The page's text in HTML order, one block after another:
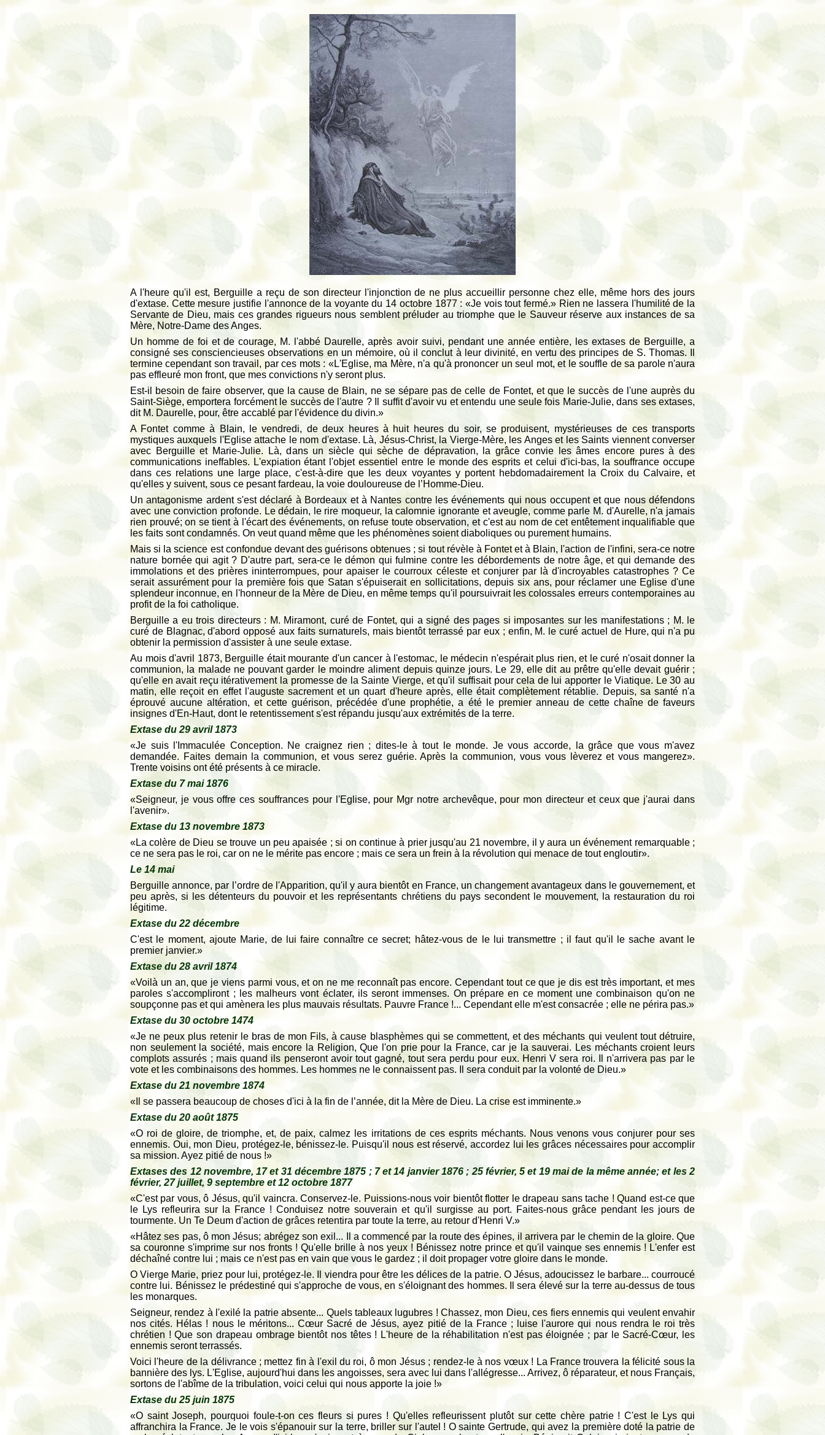
A l'heure qu'il est, Berguille a reçu de son directeur l'injonction de ne plus accueillir personne chez elle, même hors des jours
d'extase. Cette mesure justifie l'annonce de la voyante du 14 octobre 1877 : «Je vois tout fermé.» Rien ne lassera l'humilité de la
Servante de Dieu, mais ces grandes rigueurs nous semblent préluder au triomphe que le Sauveur réserve aux instances de sa
Mère, Notre-Dame des Anges.
Un homme de foi et de courage, M. l'abbé Daurelle, après avoir suivi, pendant une année entière, les extases de Berguille, a
consigné ses consciencieuses observations en un mémoire, où il conclut à leur divinité, en vertu des principes de S. Thomas. Il
termine cependant son travail, par ces mots : «L'Eglise, ma Mère, n'a qu'à prononcer un seul mot, et le souffle de sa parole n'aura
pas effleuré mon front, que mes convictions n'y seront plus.
Est-il besoin de faire observer, que la cause de Blain, ne se sépare pas de celle de Fontet, et que le succès de l'une auprès du
Saint-Siège, emportera forcément le succès de l'autre ? Il suffit d'avoir vu et entendu une seule fois Marie-Julie, dans ses extases,
dit M. Daurelle, pour, être accablé par l'évidence du divin.»
A Fontet comme à Blain, le vendredi, de deux heures à huit heures du soir, se produisent, mystérieuses de ces transports
mystiques auxquels l'Eglise attache le nom d'extase. Là, Jésus-Christ, la Vierge-Mère, les Anges et les Saints viennent converser
avec Berguille et Marie-Julie. Là, dans un siècle qui sèche de dépravation, la grâce convie les âmes encore pures à des
communications ineffables. L'expiation étant l'objet essentiel entre le monde des esprits et celui d'ici-bas, la souffrance occupe
dans ces relations une large place, c'est-à-dire que les deux voyantes y portent hebdomadairement la Croix du Calvaire, et
qu'elles y suivent, sous ce pesant fardeau, la voie douloureuse de l’Homme-Dieu.
Un antagonisme ardent s'est déclaré à Bordeaux et à Nantes contre les événements qui nous occupent et que nous défendons
avec une conviction profonde. Le dédain, le rire moqueur, la calomnie ignorante et aveugle, comme parle M. d'Aurelle, n'a jamais
rien prouvé; on se tient à l'écart des événements, on refuse toute observation, et c'est au nom de cet entêtement inqualifiable que
les faits sont condamnés. On veut quand même que les phénomènes soient diaboliques ou purement humains.
Mais si la science est confondue devant des guérisons obtenues ; si tout révèle à Fontet et à Blain, l'action de l'infini, sera-ce notre
nature bornée qui agit ? D'autre part, sera-ce le démon qui fulmine contre les débordements de notre âge, et qui demande des
immolations et des prières ininterrompues, pour apaiser le courroux céleste et conjurer par là d'incroyables catastrophes ? Ce
serait assurément pour la première fois que Satan s'épuiserait en sollicitations, depuis six ans, pour réclamer une Eglise d'une
splendeur inconnue, en l'honneur de la Mère de Dieu, en même temps qu'il poursuivrait les colossales erreurs contemporaines au
profit de la foi catholique.
Berguille a eu trois directeurs : M. Miramont, curé de Fontet, qui a signé des pages si imposantes sur les manifestations ; M. le
curé de Blagnac, d'abord opposé aux faits surnaturels, mais bientôt terrassé par eux ; enfin, M. le curé actuel de Hure, qui n'a pu
obtenir la permission d'assister à une seule extase.
Au mois d'avril 1873, Berguille était mourante d'un cancer à l'estomac, le médecin n'espérait plus rien, et le curé n'osait donner la
communion, la malade ne pouvant garder le moindre aliment depuis quinze jours. Le 29, elle dit au prêtre qu'elle devait guérir ;
qu'elle en avait reçu itérativement la promesse de la Sainte Vierge, et qu'il suffisait pour cela de lui apporter le Viatique. Le 30 au
matin, elle reçoit en effet l'auguste sacrement et un quart d'heure après, elle était complètement rétablie. Depuis, sa santé n'a
éprouvé aucune altération, et cette guérison, précédée d'une prophétie, a été le premier anneau de cette chaîne de faveurs
insignes d'En-Haut, dont le retentissement s'est répandu jusqu'aux extrémités de la terre.
Extase du 29 avril 1873
«Je suis l'Immaculée Conception. Ne craignez rien ; dites-le à tout le monde. Je vous accorde, la grâce que vous m'avez
demandée. Faites demain la communion, et vous serez guérie. Après la communion, vous vous lèverez et vous mangerez».
Trente voisins ont été présents à ce miracle.
Extase du 7 mai 1876
«Seigneur, je vous offre ces souffrances pour l'Eglise, pour Mgr notre archevêque, pour mon directeur et ceux que j'aurai dans
l'avenir».
Extase du 13 novembre 1873
«La colère de Dieu se trouve un peu apaisée ; si on continue à prier jusqu'au 21 novembre, il y aura un événement remarquable ;
ce ne sera pas le roi, car on ne le mérite pas encore ; mais ce sera un frein à la révolution qui menace de tout engloutir».
Le 14 mai
Berguille annonce, par l’ordre de l'Apparition, qu'il y aura bientôt en France, un changement avantageux dans le gouvernement, et
peu après, si les détenteurs du pouvoir et les représentants chrétiens du pays secondent le mouvement, la restauration du roi
légitime.
Extase du 22 décembre
C'est le moment, ajoute Marie, de lui faire connaître ce secret; hâtez-vous de le lui transmettre ; il faut qu'il le sache avant le
premier janvier.»
Extase du 28 avril 1874
«Voilà un an, que je viens parmi vous, et on ne me reconnaît pas encore. Cependant tout ce que je dis est très important, et mes
paroles s'accompliront ; les malheurs vont éclater, ils seront immenses. On prépare en ce moment une combinaison qu'on ne
soupçonne pas et qui amènera les plus mauvais résultats. Pauvre France !... Cependant elle m'est consacrée ; elle ne périra pas.»
Extase du 30 octobre 1474
«Je ne peux plus retenir le bras de mon Fils, à cause blasphèmes qui se commettent, et des méchants qui veulent tout détruire,
non seulement la société, mais encore la Religion, Que l'on prie pour la France, car je la sauverai. Les méchants croient leurs
complots assurés ; mais quand ils penseront avoir tout gagné, tout sera perdu pour eux. Henri V sera roi. Il n'arrivera pas par le
vote et les combinaisons des hommes. Les hommes ne le connaissent pas. Il sera conduit par la volonté de Dieu.»
Extase du 21 novembre 1874
«Il se passera beaucoup de choses d'ici à la fin de l’année, dit la Mère de Dieu. La crise est imminente.»
Extase du 20 août 1875
«O roi de gloire, de triomphe, et, de paix, calmez les irritations de ces esprits méchants. Nous venons vous conjurer pour ses
ennemis. Oui, mon Dieu, protégez-le, bénissez-le. Puisqu'il nous est réservé, accordez lui les grâces nécessaires pour accomplir
sa mission. Ayez pitié de nous !»
Extases des 12 novembre, 17 et 31 décembre 1875 ; 7 et 14 janvier 1876 ; 25 février, 5 et 19 mai de la même année; et les 2
février, 27 juillet, 9 septembre et 12 octobre 1877
«C'est par vous, ô Jésus, qu'il vaincra. Conservez-le. Puissions-nous voir bientôt flotter le drapeau sans tache ! Quand est-ce que
le Lys refleurira sur la France ! Conduisez notre souverain et qu'il surgisse au port. Faites-nous grâce pendant les jours de
tourmente. Un Te Deum d'action de grâces retentira par toute la terre, au retour d'Henri V.»
«Hâtez ses pas, ô mon Jésus; abrégez son exil... Il a commencé par la route des épines, il arrivera par le chemin de la gloire. Que
sa couronne s'imprime sur nos fronts ! Qu'elle brille à nos yeux ! Bénissez notre prince et qu'il vainque ses ennemis ! L'enfer est
déchaîné contre lui ; mais ce n'est pas en vain que vous le gardez ; il doit propager votre gloire dans le monde.
O Vierge Marie, priez pour lui, protégez-le. Il viendra pour être les délices de la patrie. O Jésus, adoucissez le barbare... courroucé
contre lui. Bénissez le prédestiné qui s'approche de vous, en s'éloignant des hommes. Il sera élevé sur la terre au-dessus de tous
les monarques.
Seigneur, rendez à l'exilé la patrie absente... Quels tableaux lugubres ! Chassez, mon Dieu, ces fiers ennemis qui veulent envahir
nos cités. Hélas ! nous le méritons... Cœur Sacré de Jésus, ayez pitié de la France ; luise l'aurore qui nous rendra le roi très
chrétien ! Que son drapeau ombrage bientôt nos têtes ! L'heure de la réhabilitation n'est pas éloignée ; par le Sacré-Cœur, les
ennemis seront terrassés.
Voici l'heure de la délivrance ; mettez fin à l'exil du roi, ô mon Jésus ; rendez-le à nos vœux ! La France trouvera la félicité sous la
bannière des lys. L'Eglise, aujourd'hui dans les angoisses, sera avec lui dans l'allégresse... Arrivez, ô réparateur, et nous Français,
sortons de l'abîme de la tribulation, voici celui qui nous apporte la joie !»
Extase du 25 juin 1875
«O saint Joseph, pourquoi foule-t-on ces fleurs si pures ! Qu'elles refleurissent plutôt sur cette chère patrie ! C'est le Lys qui
affranchira la France. Je le vois s'épanouir sur la terre, briller sur l'autel ! O sainte Gertrude, qui avez la première doté la patrie de